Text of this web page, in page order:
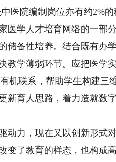
医院编制岗位亦有约2%
医学人才培育网络的一部
储备性培养。结合既有办
教学薄弱环节。应把医学
机联系，帮助学生构建三
新育人思路，着力造就数
力，现在又以创新形式
变了教育的样态，也构成